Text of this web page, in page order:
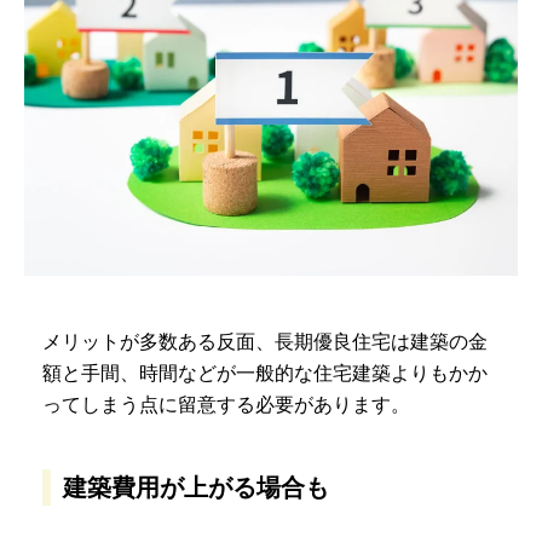
メリットが多数ある反面、長期優良住宅は建築の金
額と手間、時間などが一般的な住宅建築よりもかか
ってしまう点に留意する必要があります。
建築費用が上がる場合も